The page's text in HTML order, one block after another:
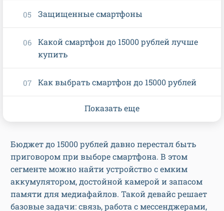
Бюджет до 15000 рублей давно перестал быть
приговором при выборе смартфона. В этом
сегменте можно найти устройство с емким
аккумулятором, достойной камерой и запасом
памяти для медиафайлов. Такой девайс решает
базовые задачи: связь, работа с мессенджерами,
Защищенные смартфоны
Какой смартфон до 15000 рублей лучше
купить
Как выбрать смартфон до 15000 рублей
Показать еще